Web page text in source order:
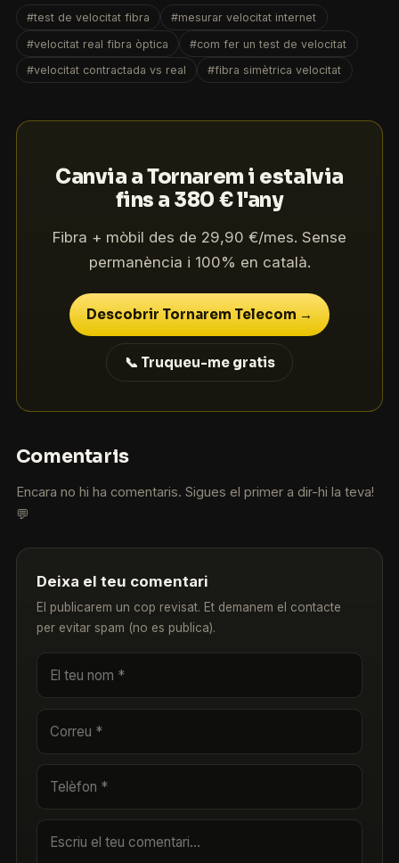
#test de velocitat fibra
#mesurar velocitat internet
#velocitat real fibra òptica
#com fer un test de velocitat
#velocitat contractada vs real
#fibra simètrica velocitat
Canvia a Tornarem i estalvia
fins a 380 € l'any
Fibra + mòbil des de 29,90 €/mes. Sense
permanència i 100% en català.
Descobrir Tornarem Telecom →
📞 Truqueu-me gratis
Comentaris
Encara no hi ha comentaris. Sigues el primer a dir-hi la teva!
💬
Deixa el teu comentari
El publicarem un cop revisat. Et demanem el contacte
per evitar spam (no es publica).